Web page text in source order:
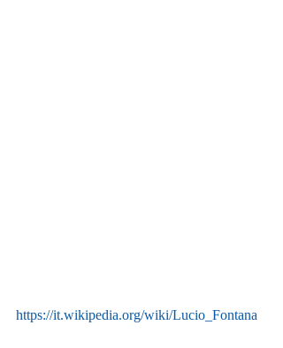
https://it.wikipedia.org/wiki/Lucio_Fontana